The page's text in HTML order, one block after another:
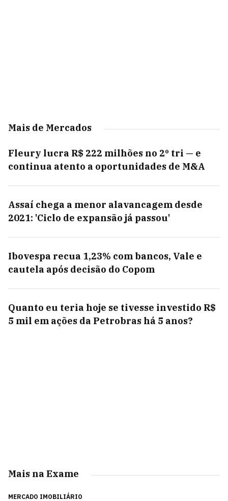
Mais de Mercados
Fleury lucra R$ 222 milhões no 2º tri — e
continua atento a oportunidades de M&A
Assaí chega a menor alavancagem desde
2021: 'Ciclo de expansão já passou'
Ibovespa recua 1,23% com bancos, Vale e
cautela após decisão do Copom
Quanto eu teria hoje se tivesse investido R$
5 mil em ações da Petrobras há 5 anos?
Mais na Exame
MERCADO IMOBILIÁRIO